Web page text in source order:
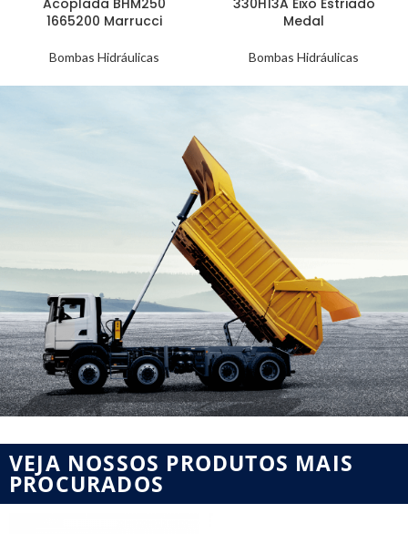
Acoplada BHM250
1665200 Marrucci
Bombas Hidráulicas
330H13A Eixo Estriado
Medal
Bombas Hidráulicas
VEJA NOSSOS PRODUTOS MAIS
PROCURADOS